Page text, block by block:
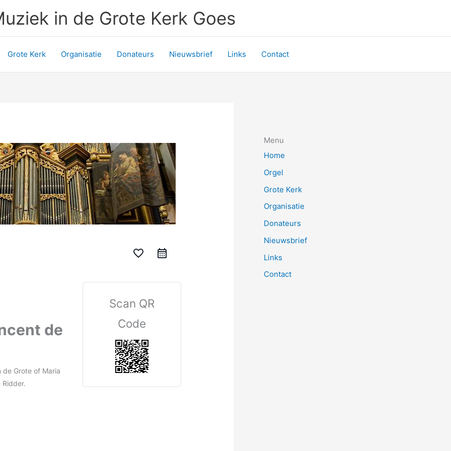
in de Grote Kerk Goes
Grote Kerk Organisatie Donateurs Nieuwsbrief Links Contact
favorite_border
de
Grote of Maria
Scan QR
Code
Menu
Home
Orgel
Grote Kerk
Organisatie
Donateurs
Nieuwsbrief
Links
Contact